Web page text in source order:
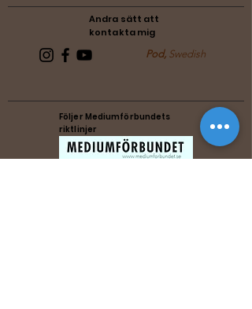
Andra sätt att
kontakta mig
Pod, Swedish
Följer Mediumförbundets
riktlinjer